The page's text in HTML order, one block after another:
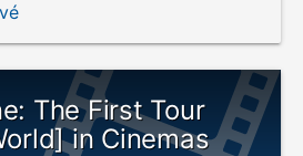
The First Tour
in Cinemas